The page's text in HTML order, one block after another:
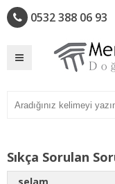
0532 388 06 93
Sıkça Sorulan